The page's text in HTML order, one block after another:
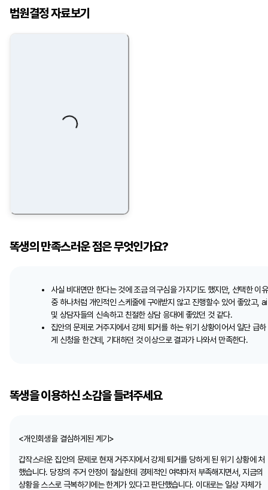
법원결정 자료보기
똑생의 만족스러운 점은 무엇인가요?
사실 비대면만 한다는 것에 조금 의구심을 가지기도 했지만, 선택한 이유
중 하나처럼 개인적인 스케줄에 구애받지 않고 진행할수 있어 좋았고, ai
및 상담자들의 신속하고 친절한 상담 응대에 좋았던 것 같다.
집안의 문제로 거주지에서 강제 퇴거를 하는 위기 상황이어서 일단 급하
게 신청을 한건데, 기대하던 것 이상으로 결과가 나와서 만족한다.
똑생을 이용하신 소감을 들려주세요
<개인회생을 결심하게된 계기>
갑작스러운 집안의 문제로 현재 거주지에서 강제 퇴거를 당하게 된 위기 상황에 처
했습니다. 당장의 주거 안정이 절실한데 경제적인 여력마저 부족해지면서, 지금의
상황을 스스로 극복하기에는 한계가 있다고 판단했습니다. 이대로는 일상 자체가